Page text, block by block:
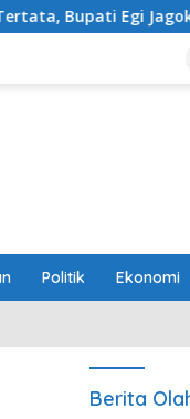
Jagokan Baru
Politik Ekonomi
Berita